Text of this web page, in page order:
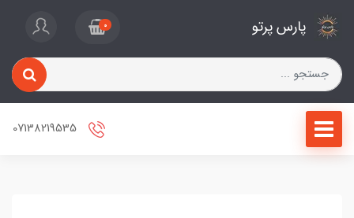
پارس پرتو 0